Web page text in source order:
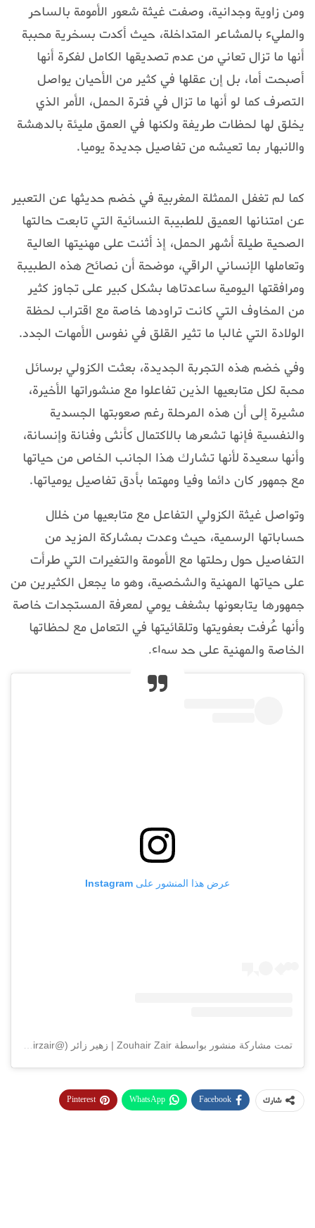
ومن زاوية وجدانية، وصفت غيثة شعور الأمومة بالساحر
والمليء بالمشاعر المتداخلة، حيث أكدت بسخرية محببة
أنها ما تزال تعاني من عدم تصديقها الكامل لفكرة أنها
أصبحت أما، بل إن عقلها في كثير من الأحيان يواصل
التصرف كما لو أنها ما تزال في فترة الحمل، الأمر الذي
يخلق لها لحظات طريفة ولكنها في العمق مليئة بالدهشة
والانبهار بما تعيشه من تفاصيل جديدة يوميا.
كما لم تغفل الممثلة المغربية في خضم حديثها عن التعبير
عن امتنانها العميق للطبيبة النسائية التي تابعت حالتها
الصحية طيلة أشهر الحمل، إذ أثنت على مهنيتها العالية
وتعاملها الإنساني الراقي، موضحة أن نصائح هذه الطبيبة
ومرافقتها اليومية ساعدتاها بشكل كبير على تجاوز كثير
من المخاوف التي كانت تراودها خاصة مع اقتراب لحظة
الولادة التي غالبا ما تثير القلق في نفوس الأمهات الجدد.
وفي خضم هذه التجربة الجديدة، بعثت الكزولي برسائل
محبة لكل متابعيها الذين تفاعلوا مع منشوراتها الأخيرة،
مشيرة إلى أن هذه المرحلة رغم صعوبتها الجسدية
والنفسية فإنها تشعرها بالاكتمال كأنثى وفنانة وإنسانة،
وأنها سعيدة لأنها تشارك هذا الجانب الخاص من حياتها
مع جمهور كان دائما وفيا ومهتما بأدق تفاصيل يومياتها.
وتواصل غيثة الكزولي التفاعل مع متابعيها من خلال
حساباتها الرسمية، حيث وعدت بمشاركة المزيد من
التفاصيل حول رحلتها مع الأمومة والتغيرات التي طرأت
على حياتها المهنية والشخصية، وهو ما يجعل الكثيرين من
جمهورها يتابعونها بشغف يومي لمعرفة المستجدات خاصة
وأنها عُرفت بعفويتها وتلقائيتها في التعامل مع لحظاتها
الخاصة والمهنية على حد سواء.
عرض هذا المنشور على Instagram
تمت مشاركة منشور بواسطة ‏‎Zouhair Zair | زهير زائر‎‏ (@‏‎zouhairzair‎‏)
شارك Facebook
WhatsApp
Pinterest